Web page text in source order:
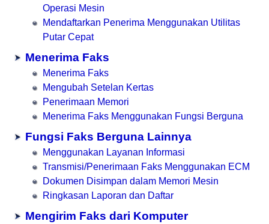
Operasi Mesin
Mendaftarkan Penerima Menggunakan Utilitas
Putar Cepat
Menerima Faks
Menerima Faks
Mengubah Setelan Kertas
Penerimaan Memori
Menerima Faks Menggunakan Fungsi Berguna
Fungsi Faks Berguna Lainnya
Menggunakan Layanan Informasi
Transmisi/Penerimaan Faks Menggunakan ECM
Dokumen Disimpan dalam Memori Mesin
Ringkasan Laporan dan Daftar
Mengirim Faks dari Komputer